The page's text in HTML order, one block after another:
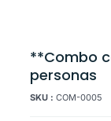
**Combo
personas
SKU : COM-0005